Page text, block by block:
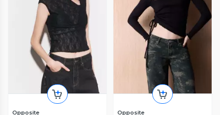
Opposite Opposite